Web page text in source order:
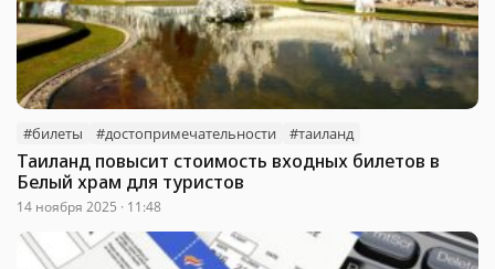
#билеты #достопримечательности #таиланд
Таиланд повысит стоимость входных билетов в
Белый храм для туристов
14 ноября 2025 · 11:48